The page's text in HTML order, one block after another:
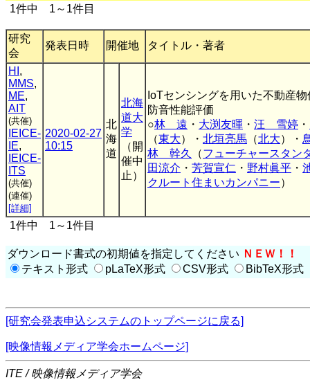
1件中 1～1件目
研究
会
発表日時 開催地 タイトル・著者
HI ,
MMS,
ME,
AIT
(共催)
IEICE-
IE,
IEICE-
ITS
(共催)
(連催)
[詳細]
2020-02-27
10:15
北
海
道
北海
道大
学
（開
催中
止）
IoTセンシングを用いた不動産
防音性能評価
○林 遠 ・ 大渕友暉 ・ 汪 雪婷 ・
（東大）・ 北垣亮馬 （北大）・
林 幹久
（フューチャースタン
田涼介 ・ 芳賀宣仁 ・ 野村眞平 ・
クルート住まいカンパニー）
1件中 1～1件目
ダウンロード書式の初期値を指定してください ＮＥＷ！！
テキスト形式
pLaTeX形式 CSV形式 BibTeX形式
[研究会発表申込システムのトップページに戻る]
[映像情報メディア学会ホームページ]
ITE / 映像情報メディア学会